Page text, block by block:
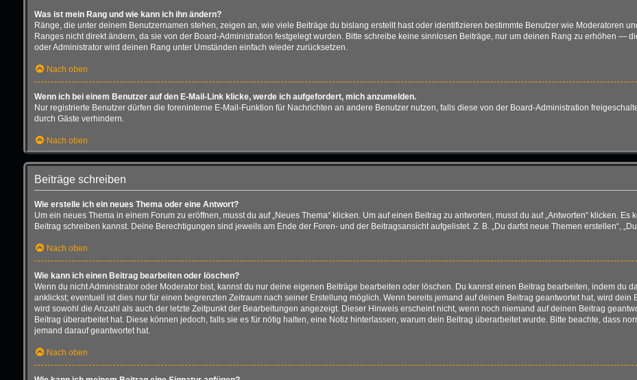
Was ist mein Rang und wie kann ich ihn ändern?
Ränge, die unter deinem Benutzernamen stehen, zeigen an, wie viele Beiträge du bislang erstellt hast oder identifizieren bestimmte Benutzer wie Moderatoren
Ranges nicht direkt ändern, da sie von der Board-Administration festgelegt wurden. Bitte schreibe keine sinnlosen Beiträge, nur um deinen Rang zu erhöhen —
oder Administrator wird deinen Rang unter Umständen einfach wieder zurücksetzen.
Nach oben
Wenn ich bei einem Benutzer auf den E-Mail-Link klicke, werde ich aufgefordert, mich anzumelden.
Nur registrierte Benutzer dürfen die foreninterne E-Mail-Funktion für Nachrichten an andere Benutzer nutzen, falls diese von der Board-Administration
durch Gäste verhindern.
Nach oben
Beiträge schreiben
Wie erstelle ich ein neues Thema oder eine Antwort?
Um ein neues Thema in einem Forum zu eröffnen, musst du auf „Neues Thema“ klicken. Um auf einen Beitrag zu antworten, musst du auf „Antworten“ klicken.
Beitrag schreiben kannst. Deine Berechtigungen sind jeweils am Ende der Foren- und der Beitragsansicht aufgelistet. Z. B. „Du darfst neue Themen erstellen“,
Nach oben
Wie kann ich einen Beitrag bearbeiten oder löschen?
Wenn du nicht Administrator oder Moderator bist, kannst du nur deine eigenen Beiträge bearbeiten oder löschen. Du kannst einen Beitrag bearbeiten, indem du
anklickst; eventuell ist dies nur für einen begrenzten Zeitraum nach seiner Erstellung möglich. Wenn bereits jemand auf deinen Beitrag geantwortet hat, wird
wird sowohl die Anzahl als auch der letzte Zeitpunkt der Bearbeitungen angezeigt. Dieser Hinweis erscheint nicht, wenn noch niemand auf deinen Beitrag
Beitrag überarbeitet hat. Diese können jedoch, falls sie es für nötig halten, eine Notiz hinterlassen, warum dein Beitrag überarbeitet wurde. Bitte beachte, dass
jemand darauf geantwortet hat.
Nach oben